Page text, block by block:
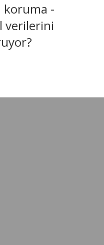
koruma -
verilerini